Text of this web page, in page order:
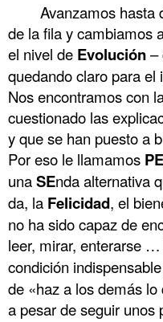
Avanzamos hasta
de la fila y cambiamos
el nivel de Evolución–
quedando claro para el
Nos encontramos con
cuestionado las
y que se han puesto a
Por eso le llamamos
unaSEnda alternativa
da, la Felicidad, el
no ha sido capaz de
leer, mirar, enterarse
condición
de «haz a los demás
a pesar de seguir unos